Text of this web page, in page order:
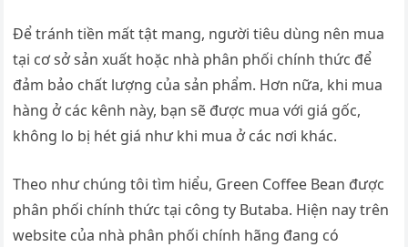
Để tránh tiền mất tật mang, người tiêu dùng nên mua
tại cơ sở sản xuất hoặc nhà phân phối chính thức để
đảm bảo chất lượng của sản phẩm. Hơn nữa, khi mua
hàng ở các kênh này, bạn sẽ được mua với giá gốc,
không lo bị hét giá như khi mua ở các nơi khác.
Theo như chúng tôi tìm hiểu, Green Coffee Bean được
phân phối chính thức tại công ty Butaba. Hiện nay trên
website của nhà phân phối chính hãng đang có